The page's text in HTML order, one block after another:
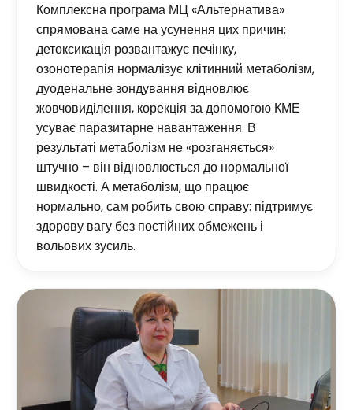
Комплексна програма МЦ «Альтернатива»
спрямована саме на усунення цих причин:
детоксикація розвантажує печінку,
озонотерапія нормалізує клітинний метаболізм,
дуоденальне зондування відновлює
жовчовиділення, корекція за допомогою КМЕ
усуває паразитарне навантаження. В
результаті метаболізм не «розганяється»
штучно – він відновлюється до нормальної
швидкості. А метаболізм, що працює
нормально, сам робить свою справу: підтримує
здорову вагу без постійних обмежень і
вольових зусиль.